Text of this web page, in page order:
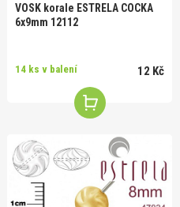
VOSK korale ESTRELA COCKA
6x9mm 12112
14 ks v balení 12 Kč